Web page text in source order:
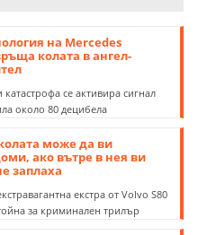
на Mercedes
колата в ангел-
катастрофа се активира сигнал
около 80 децибела
може да ви
ако вътре в нея ви
заплаха
екстра от Volvo S80
за криминален трилър